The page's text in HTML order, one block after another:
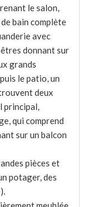
le salon,
bain complète
avec
donnant sur
grands
le patio, un
deux
principal,
qui comprend
sur un balcon
pièces et
potager, des